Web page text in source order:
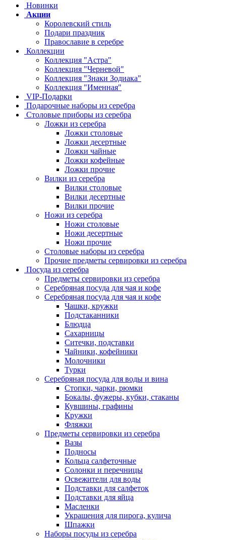
Новинки
Акции
Королевский стиль
Подари праздник
Православие в серебре
Коллекции
Коллекция "Астра"
Коллекция "Черневой"
Коллекция "Знаки Зодиака"
Коллекция "Именная"
VIP-Подарки
Подарочные наборы из серебра
Столовые приборы из серебра
Ложки из серебра
Ложки столовые
Ложки десертные
Ложки чайные
Ложки кофейные
Ложки прочие
Вилки из серебра
Вилки столовые
Вилки десертные
Вилки прочие
Ножи из серебра
Ножи столовые
Ножи десертные
Ножи прочие
Столовые наборы из серебра
Прочие предметы сервировки из серебра
Посуда из серебра
Предметы сервировки из серебра
Серебряная посуда для чая и кофе
Серебряная посуда для чая и кофе
Чашки, кружки
Подстаканники
Блюдца
Сахарницы
Ситечки, подставки
Чайники, кофейники
Молочники
Турки
Серебряная посуда для воды и вина
Стопки, чарки, рюмки
Бокалы, фужеры, кубки, стаканы
Кувшины, графины
Кружки
Фляжки
Предметы сервировки из серебра
Вазы
Подносы
Кольца салфеточные
Солонки и перечницы
Освежители для воды
Подставки для салфеток
Подставки для яйца
Масленки
Украшения для пирога, кулича
Шпажки
Наборы посуды из серебра